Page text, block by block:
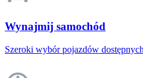
Wynajmij samochód
Szeroki wybór pojazdów